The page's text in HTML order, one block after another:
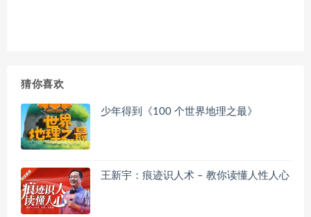
猜你喜欢
少年得到《100 个世界地理之最》
王新宇：痕迹识人术 – 教你读懂人性人心